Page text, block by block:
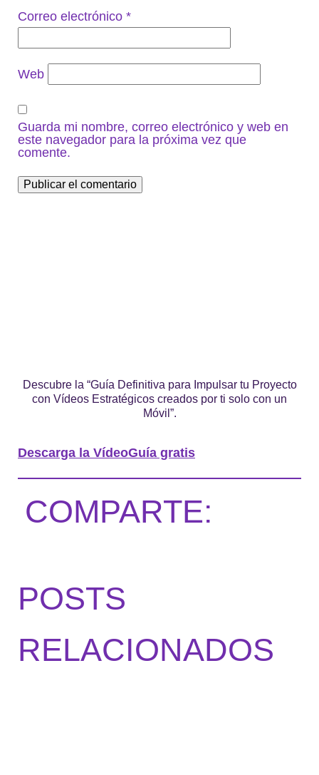
Correo electrónico *
Web
Guarda mi nombre, correo electrónico y web en
este navegador para la próxima vez que
comente.
Descubre la “Guía Definitiva para Impulsar tu Proyecto
con Vídeos Estratégicos creados por ti solo con un
Móvil”.
Descarga la VídeoGuía gratis
COMPARTE:
POSTS
RELACIONADOS